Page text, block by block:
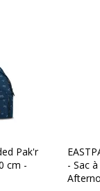
Pak'r
cm -
- Sac